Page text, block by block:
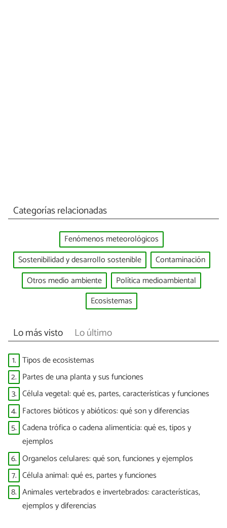
Categorías relacionadas
Fenómenos meteorológicos
Sostenibilidad y desarrollo sostenible
Contaminación
Otros medio ambiente
Política medioambiental
Ecosistemas
Lo más visto Lo último
1. Tipos de ecosistemas
2. Partes de una planta y sus funciones
3. Célula vegetal: qué es, partes, características y funciones
4. Factores bióticos y abióticos: qué son y diferencias
5. Cadena trófica o cadena alimenticia: qué es, tipos y
ejemplos
6. Organelos celulares: qué son, funciones y ejemplos
7. Célula animal: qué es, partes y funciones
8. Animales vertebrados e invertebrados: características,
ejemplos y diferencias